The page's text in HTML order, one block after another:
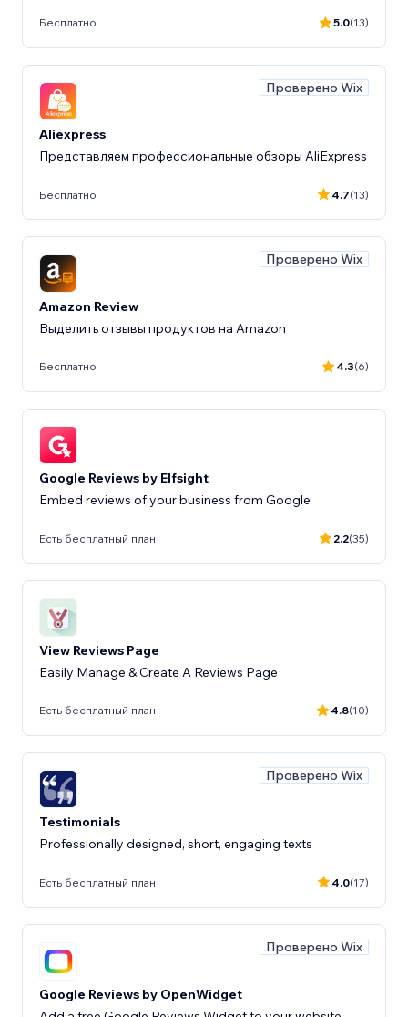
Бесплатно 5.0(13)
Проверено Wix
Aliexpress
Представляем профессиональные обзоры AliExpress
Бесплатно 4.7(13)
Проверено Wix
Amazon Review
Выделить отзывы продуктов на Amazon
Бесплатно 4.3(6)
Google Reviews by Elfsight
Embed reviews of your business from Google
Есть бесплатный план 2.2(35)
View Reviews Page
Easily Manage & Create A Reviews Page
Есть бесплатный план 4.8(10)
Проверено Wix
Testimonials
Professionally designed, short, engaging texts
Есть бесплатный план 4.0(17)
Проверено Wix
Google Reviews by OpenWidget